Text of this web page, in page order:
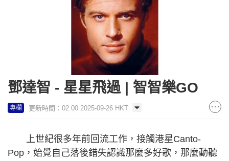
鄧達智 - 星星飛過 | 智智樂GO
專欄 更新時間：02:00 2025-09-26 HKT
上世紀很多年前回流工作，接觸港星Canto-
Pop，始覺自己落後錯失認識那麼多好歌，那麼動聽